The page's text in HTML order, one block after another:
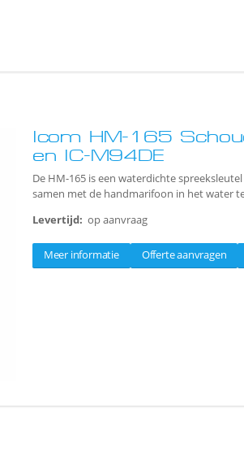
Icom HM-165
en IC-M94DE
De HM-165 is een waterdichte
samen met de handmarifoon in het water
Levertijd: op aanvraag
Meer informatie Offerte aanvragen